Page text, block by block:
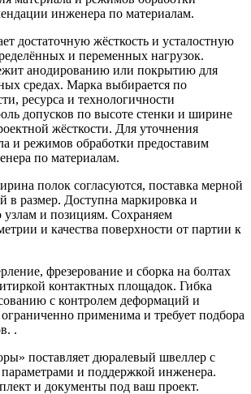
инженера по материалам.
достаточную жёсткость и усталостную
и переменных нагрузок.
анодированию или покрытию для
средах. Марка выбирается по
ресурса и технологичности
допусков по высоте стенки и ширине
жёсткости. Для уточнения
и режимов обработки предоставим
по материалам.
полок согласуются, поставка мерной
в размер. Доступна маркировка и
узлам и позициям. Сохраняем
и качества поверхности от партии к
фрезерование и сборка на болтах
контактных площадок. Гибка
с контролем деформаций и
применима и требует подбора
.
поставляет дюралевый швеллер с
и поддержкой инженера.
и документы под ваш проект.